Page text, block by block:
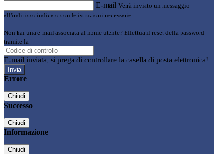
E-mail Verrà inviato un messaggio
all'indirizzo indicato con le istruzioni necessarie.
Non hai una e-mail associata al nome utente? Effettua il reset della password
tramite la
E-mail inviata, si prega di controllare la casella di posta elettronica!
Errore
Chiudi
Successo
Chiudi
Informazione
Chiudi